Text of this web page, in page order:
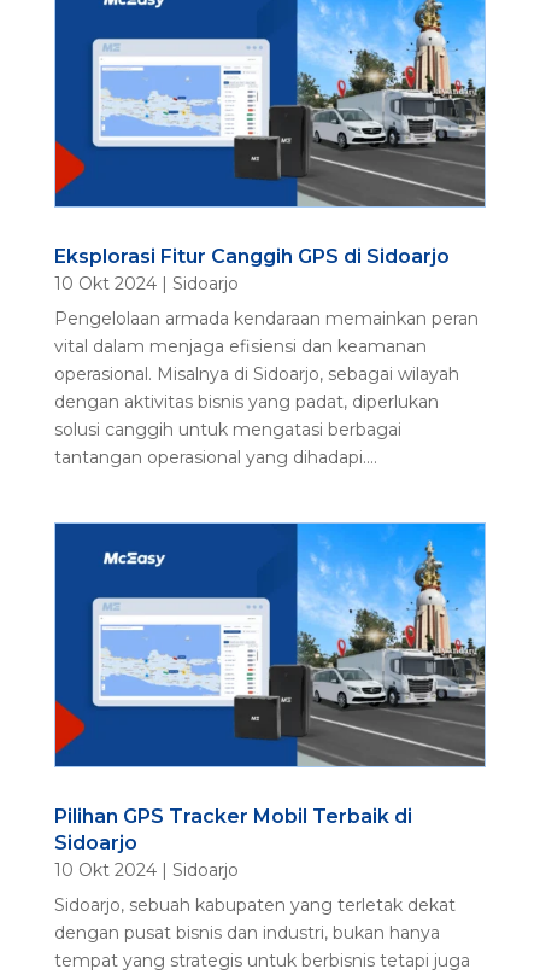
Eksplorasi Fitur Canggih GPS di Sidoarjo
10 Okt 2024| Sidoarjo
Pengelolaan armada kendaraan memainkan peran
vital dalam menjaga efisiensi dan keamanan
operasional. Misalnya di Sidoarjo, sebagai wilayah
dengan aktivitas bisnis yang padat, diperlukan
solusi canggih untuk mengatasi berbagai
tantangan operasional yang dihadapi....
Pilihan GPS Tracker Mobil Terbaik di
Sidoarjo
10 Okt 2024| Sidoarjo
Sidoarjo, sebuah kabupaten yang terletak dekat
dengan pusat bisnis dan industri, bukan hanya
tempat yang strategis untuk berbisnis tetapi juga